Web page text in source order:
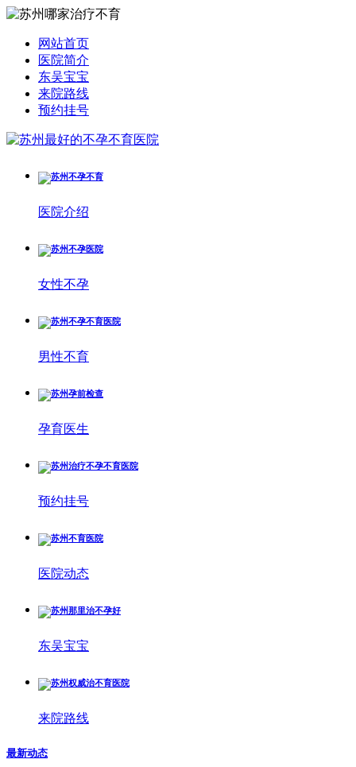
网站首页
医院简介
东吴宝宝
来院路线
预约挂号
医院介绍
女性不孕
男性不育
孕育医生
预约挂号
医院动态
东吴宝宝
来院路线
最新动态